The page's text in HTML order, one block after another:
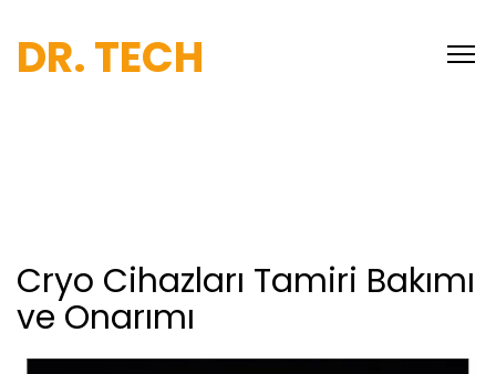
DR. TECH
Cryo Cihazları Tamiri Bakımı
ve Onarımı